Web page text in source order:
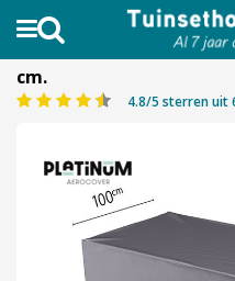
AL
Platinum Aerocover
cm.
4.8/5 sterren uit